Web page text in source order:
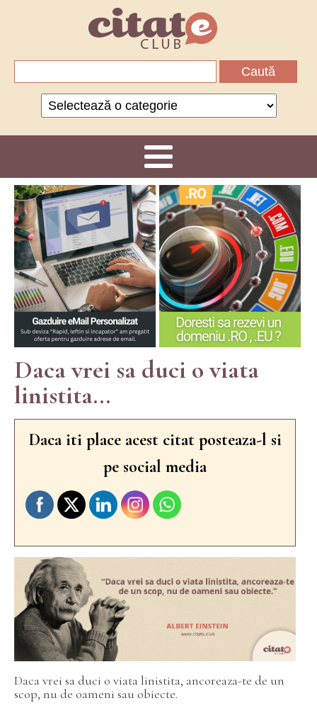
Categorii
Daca vrei sa duci o viata
linistita...
Daca iti place acest citat posteaza-l si
pe social media
Daca vrei sa duci o viata linistita, ancoreaza-te de un
scop, nu de oameni sau obiecte.